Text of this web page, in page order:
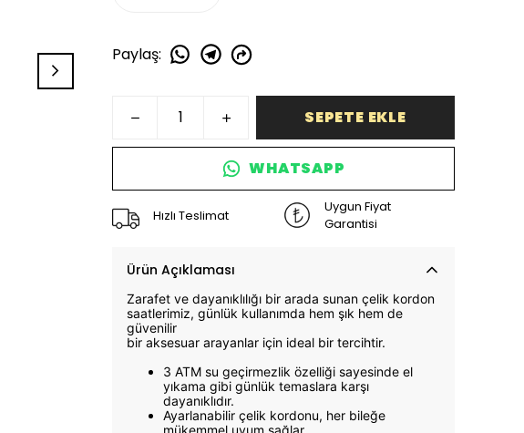
Paylaş:
SEPETE EKLE
WHATSAPP
Hızlı Teslimat
Uygun Fiyat
Garantisi
Ürün Açıklaması
Zarafet ve dayanıklılığı bir arada sunan çelik kordon
saatlerimiz, günlük kullanımda hem şık hem de
güvenilir
bir aksesuar arayanlar için ideal bir tercihtir.
3 ATM su geçirmezlik özelliği sayesinde el
yıkama gibi günlük temaslara karşı
dayanıklıdır.
Ayarlanabilir çelik kordonu, her bileğe
mükemmel uyum sağlar.